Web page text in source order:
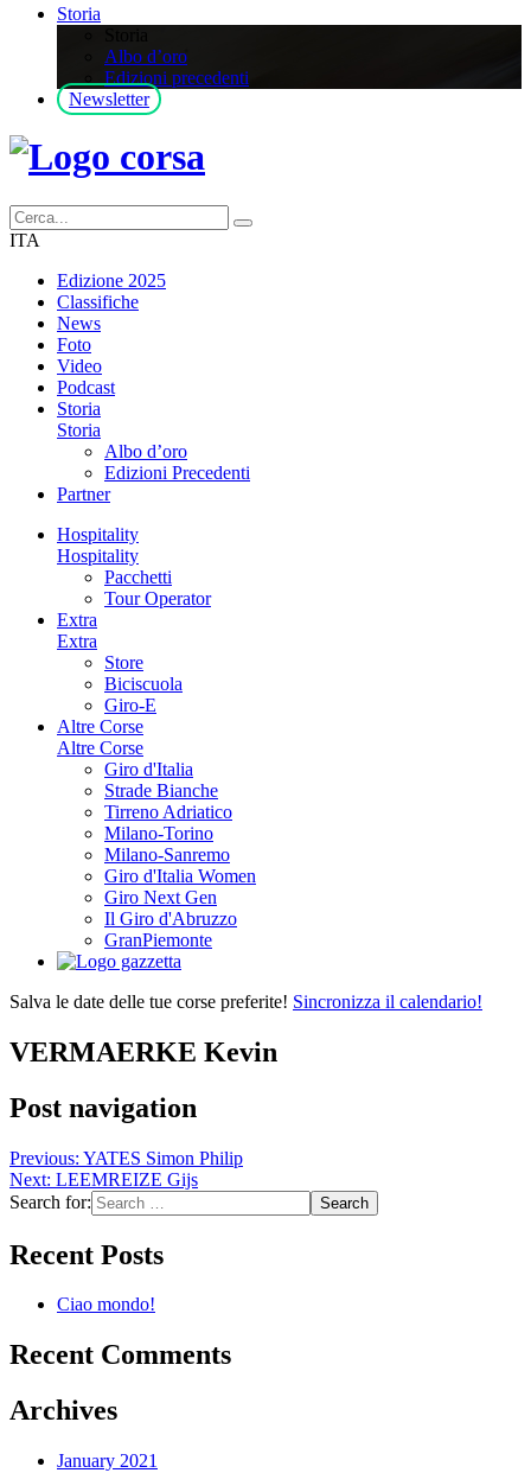
Storia
Albo d’oro
Edizioni precedenti
Newsletter
ITA
Edizione 2025
Classifiche
News
Foto
Video
Podcast
Storia
Storia
Albo d’oro
Edizioni Precedenti
Partner
Hospitality
Hospitality
Pacchetti
Tour Operator
Extra
Extra
Store
Biciscuola
Giro-E
Altre Corse
Altre Corse
Giro d'Italia
Strade Bianche
Tirreno Adriatico
Milano-Torino
Milano-Sanremo
Giro d'Italia Women
Giro Next Gen
Il Giro d'Abruzzo
GranPiemonte
Salva le date delle tue corse preferite! Sincronizza il calendario!
VERMAERKE Kevin
Post navigation
Previous: YATES Simon Philip
Next: LEEMREIZE Gijs
Search for:
Recent Posts
Ciao mondo!
Recent Comments
Archives
January 2021